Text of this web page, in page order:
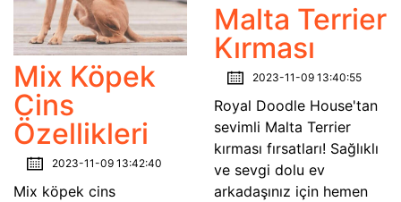
Mix Köpek
Cins
Özellikleri
2023-11-09 13:42:40
Mix köpek cins
Malta Terrier
Kırması
2023-11-09 13:40:55
Royal Doodle House'tan
sevimli Malta Terrier
kırması fırsatları! Sağlıklı
ve sevgi dolu ev
arkadaşınız için hemen